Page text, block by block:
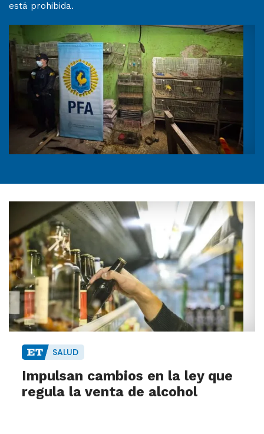
está prohibida.
SALUD
Impulsan cambios en la ley que
regula la venta de alcohol